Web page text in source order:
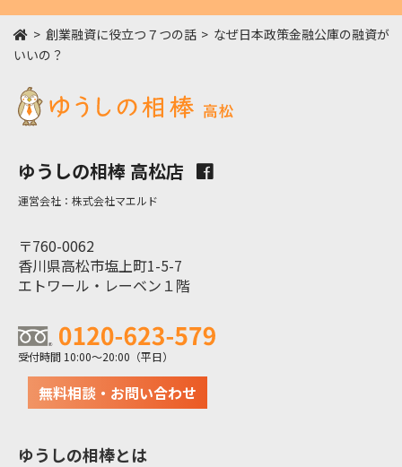
HOME創業融資に役立つ７つの話
なぜ日本政策金融公庫の融資が
いいの？
ゆうしの相棒 高松店
運営会社：株式会社マエルド
〒760-0062
香川県高松市塩上町1-5-7
エトワール・レーベン１階
受付時間 10:00～20:00（平日）
無料相談・お問い合わせ
ゆうしの相棒とは